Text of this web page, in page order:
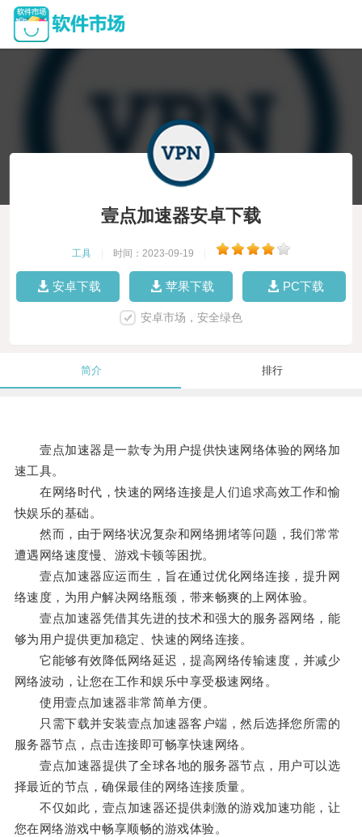
壹点加速器安卓下载
工具 时间：2023-09-19
安卓下载 苹果下载 PC下载
安卓市场，安全绿色
简介 排行
壹点加速器是一款专为用户提供快速网络体验的网络加
速工具。
在网络时代，快速的网络连接是人们追求高效工作和愉
快娱乐的基础。
然而，由于网络状况复杂和网络拥堵等问题，我们常常
遭遇网络速度慢、游戏卡顿等困扰。
壹点加速器应运而生，旨在通过优化网络连接，提升网
络速度，为用户解决网络瓶颈，带来畅爽的上网体验。
壹点加速器凭借其先进的技术和强大的服务器网络，能
够为用户提供更加稳定、快速的网络连接。
它能够有效降低网络延迟，提高网络传输速度，并减少
网络波动，让您在工作和娱乐中享受极速网络。
使用壹点加速器非常简单方便。
只需下载并安装壹点加速器客户端，然后选择您所需的
服务器节点，点击连接即可畅享快速网络。
壹点加速器提供了全球各地的服务器节点，用户可以选
择最近的节点，确保最佳的网络连接质量。
不仅如此，壹点加速器还提供刺激的游戏加速功能，让
您在网络游戏中畅享顺畅的游戏体验。